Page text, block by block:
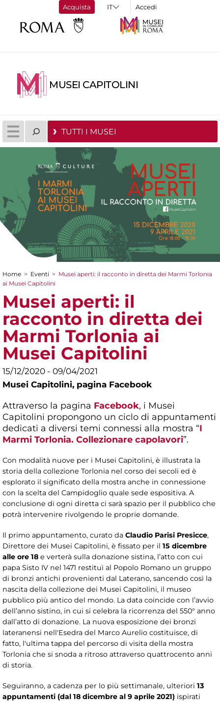
Acquista Accedi
MUSEI CAPITOLINI
TUTTI I MUSEI
Tu sei qui
Home > Eventi > Musei aperti: il racconto in diretta dei Marmi Torlonia
ai Musei Capitolini
Musei aperti: il
racconto in diretta dei
Marmi Torlonia ai
Musei Capitolini
15/12/2020 - 09/04/2021
Musei Capitolini, pagina Facebook
Attraverso la pagina Facebook, i Musei
Capitolini propongono un ciclo di appuntamenti
dedicati a diversi temi connessi alla mostra “I
Marmi Torlonia. Collezionare capolavori”.
Con modalità nuove per i Musei Capitolini, è illustrata la
storia della collezione Torlonia nel corso dei secoli ed è
esplorato il significato della mostra anche in connessione
con la scelta del Campidoglio quale sede espositiva. A
conclusione di ogni diretta ci sarà spazio per il pubblico che
potrà intervenire rivolgendo le proprie domande.
Il primo appuntamento, curato da Claudio Parisi Presicce,
Direttore dei Musei Capitolini, è fissato per il 15 dicembre
alle ore 18 e verterà sulla donazione sistina, l’atto con cui
papa Sisto IV nel 1471 restituì al Popolo Romano un gruppo
di bronzi antichi provenienti dal Laterano, sancendo così la
nascita della collezione dei Musei Capitolini, il museo
pubblico più antico del mondo. La data coincide con l’avvio
dell’anno sistino, in cui si celebra la ricorrenza del 550° anno
dall’atto di donazione. La nuova esposizione dei bronzi
lateranensi nell'Esedra del Marco Aurelio costituisce, di
fatto, l'ultima tappa del percorso di visita della mostra
Torlonia che si snoda a ritroso attraverso quattrocento anni
di storia.
Seguiranno, a cadenza per lo più settimanale, ulteriori 13
appuntamenti (dal 18 dicembre al 9 aprile 2021) ispirati